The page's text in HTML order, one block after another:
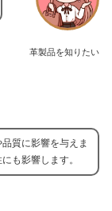
革製品を知りたい
質に影響を与えま
も影響します。